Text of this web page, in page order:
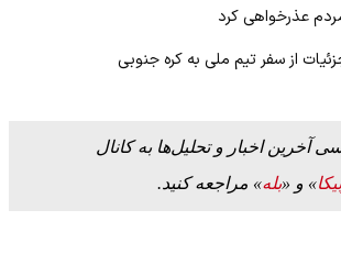
عذرخواهی کرد
از سفر تیم ملی به کره جنوبی
آخرین اخبار و تحلیل‌ها به کانال
» و «بله» مراجعه کنید.